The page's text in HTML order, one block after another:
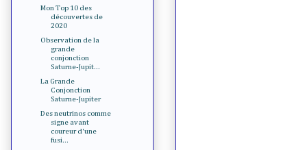
Mon Top 10 des
découvertes de
2020
Observation de la
grande
conjonction
Saturne-Jupit...
La Grande
Conjonction
Saturne-Jupiter
Des neutrinos comme
signe avant
coureur d'une
fusi...